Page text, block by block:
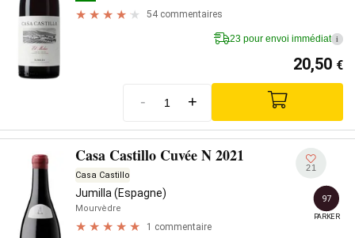
54 commentaires
23 pour envoi immédiat i
20,50 €
- +
Casa Castillo Cuvée N 2021
Casa Castillo
Jumilla (Espagne)
Mourvèdre
1 commentaire
21
97
PARKER